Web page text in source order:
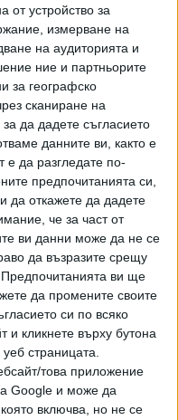
от устройство за
измерване на
на аудиторията и
ние и партньорите
за географско
сканиране на
да дадете съгласието
данните ви, както е
е да разгледате по-
предпочитанията си,
да откажете да дадете
че за част от
ви данни може да не се
да възразите срещу
ви ще
да промените своите
си по всяко
и кликнете върху бутона
страницата.
това приложение
Google и може да
включва, но не се
Разгледай всички
с фентанилови сълзи
Разгледай всички